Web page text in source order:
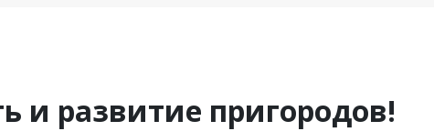
и развитие пригородов!